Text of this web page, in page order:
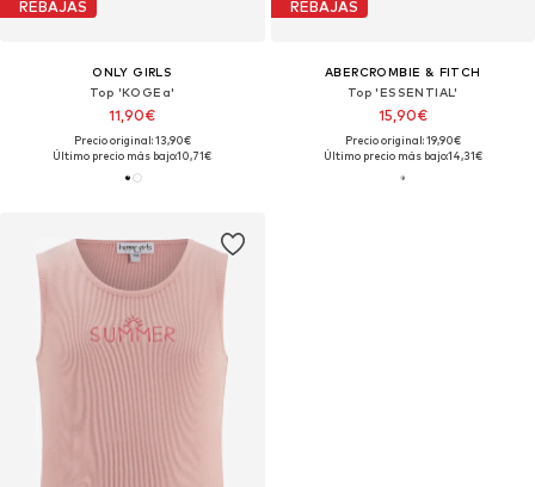
REBAJAS
ONLY GIRLS
Top 'KOGEa'
11,90€
Precio original: 13,90€
Último precio más bajo:10,71€
REBAJAS
ABERCROMBIE & FITCH
Top 'ESSENTIAL'
15,90€
Precio original: 19,90€
Último precio más bajo:14,31€